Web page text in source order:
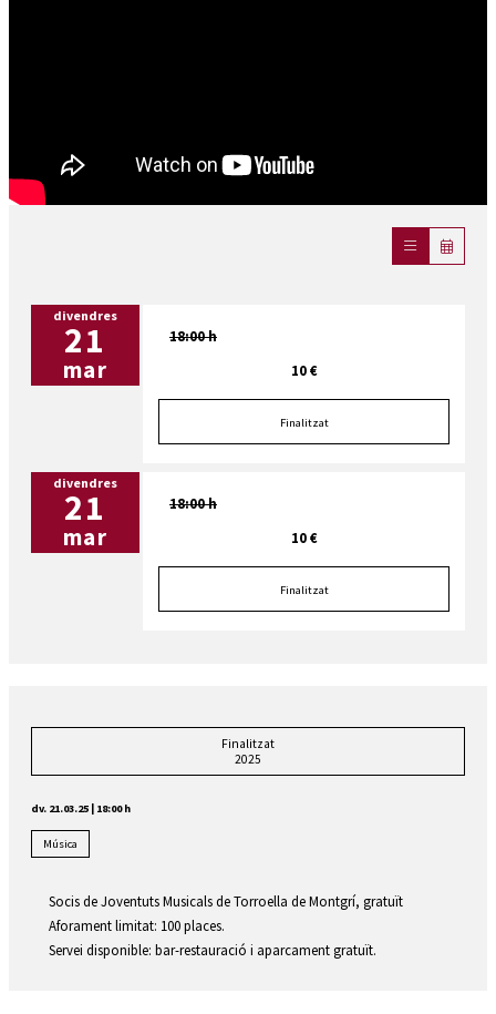
divendres
21
mar
18:00 h
10 €
Finalitzat
divendres
21
mar
18:00 h
10 €
Finalitzat
Finalitzat
2025
dv. 21.03.25 18:00 h
Música
Socis de Joventuts Musicals de Torroella de Montgrí, gratuït
Aforament limitat: 100 places.
Servei disponible: bar-restauració i aparcament gratuït.